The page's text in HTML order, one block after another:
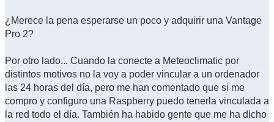
¿Merece la pena esperarse un poco y adquirir una Vantage
Pro 2?
Por otro lado... Cuando la conecte a Meteoclimatic por
distintos motivos no la voy a poder vincular a un ordenador
las 24 horas del día, pero me han comentado que si me
compro y configuro una Raspberry puedo tenerla vinculada a
la red todo el día. También ha habido gente que me ha dicho